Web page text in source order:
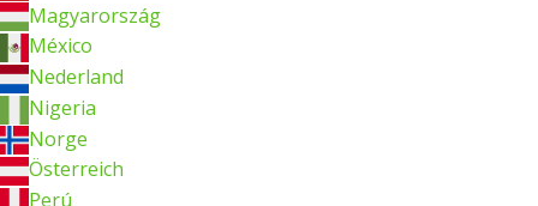
Magyarország
México
Nederland
Nigeria
Norge
Österreich
Perú